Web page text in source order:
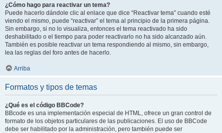
¿Cómo hago para reactivar un tema?
Puede hacerlo dándole clic al enlace que dice “Reactivar tema” cuando esté
viendo el mismo, puede “reactivar” el tema al principio de la primera página.
Sin embargo, si no lo visualiza, entonces el tema reactivado ha sido
deshabilitado o el tiempo para poder reactivarlo no ha sido alcanzado aún.
También es posible reactivar un tema respondiendo al mismo, sin embargo,
lea las reglas del foro antes de hacerlo.
Arriba
Formatos y tipos de temas
¿Qué es el código BBCode?
BBcode es una implementación especial de HTML, ofrece un gran control de
formato de los objetos particulares de las publicaciones. El uso de BBCode
debe ser habilitado por la administración, pero también puede ser